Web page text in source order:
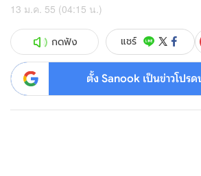
13 ม.ค. 55 (04:15 น.)
กดฟัง แชร์
ตั้ง Sanook เป็นข่าวโปร